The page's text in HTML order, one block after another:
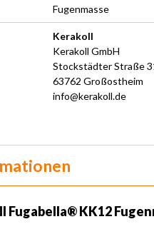
Fugenmasse
Kerakoll
Kerakoll GmbH
Stockstädter Straße
63762 Großostheim
info@kerakoll.de
KK12